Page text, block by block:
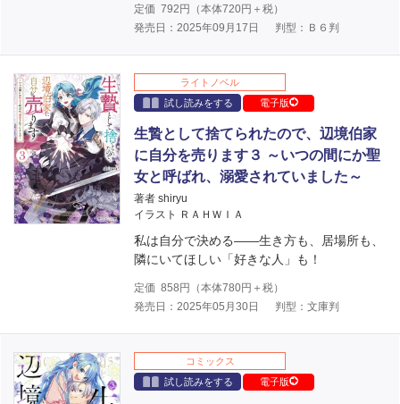
定価 792 円（本体720円＋税）
発売日：2025年09月17日
判型：Ｂ６判
ライトノベル
試し読みをする
電子版
生贄として捨てられたので、辺境伯家
に自分を売ります３ ～いつの間にか聖
女と呼ばれ、溺愛されていました～
著者 shiryu
イラスト ＲＡＨＷＩＡ
私は自分で決める――生き方も、居場所も、
隣にいてほしい「好きな人」も！
定価 858 円（本体780円＋税）
発売日：2025年05月30日
判型：文庫判
コミックス
試し読みをする
電子版